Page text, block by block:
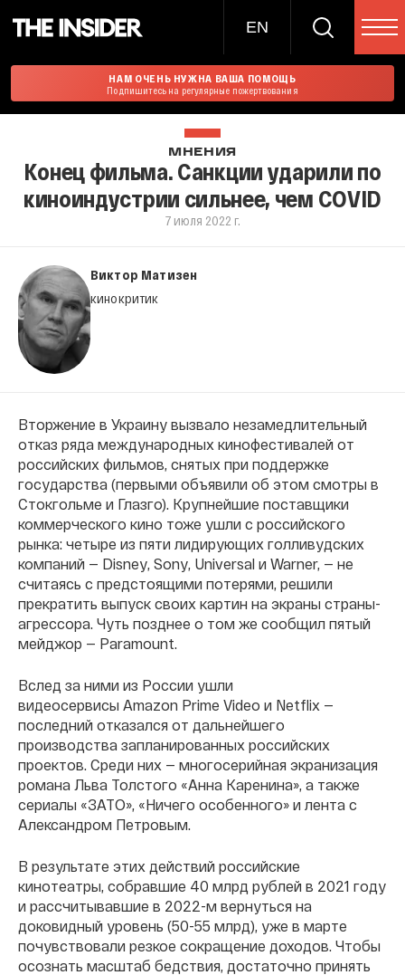
EN
НАМ ОЧЕНЬ НУЖНА ВАША ПОМОЩЬ
Подпишитесь на регулярные пожертвования
МНЕНИЯ
Конец фильма. Санкции ударили по
киноиндустрии сильнее, чем COVID
7 июля 2022 г.
Виктор Матизен
кинокритик
Вторжение в Украину вызвало незамедлительный
отказ ряда международных кинофестивалей от
российских фильмов, снятых при поддержке
государства (первыми объявили об этом смотры в
Стокгольме и Глазго). Крупнейшие поставщики
коммерческого кино тоже ушли с российского
рынка: четыре из пяти лидирующих голливудских
компаний — Disney, Sony, Universal и Warner, — не
считаясь с предстоящими потерями, решили
прекратить выпуск своих картин на экраны страны-
агрессора. Чуть позднее о том же сообщил пятый
мейджор — Paramount.
Вслед за ними из России ушли
видеосервисы Amazon Prime Video и Netflix —
последний отказался от дальнейшего
производства запланированных российских
проектов. Среди них — многосерийная экранизация
романа Льва Толстого «Анна Каренина», а также
сериалы «ЗАТО», «Ничего особенного»‎ и лента с
Александром Петровым.
В результате этих действий российские
кинотеатры, собравшие 40 млрд рублей в 2021 году
и рассчитывавшие в 2022-м вернуться на
доковидный уровень (50-55 млрд), уже в марте
почувствовали резкое сокращение доходов. Чтобы
осознать масштаб бедствия, достаточно принять